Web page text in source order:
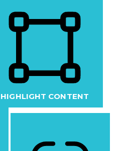
HIGHLIGHT CONTENT